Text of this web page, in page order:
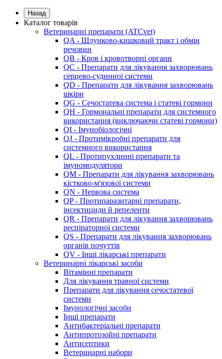
Назад
Каталог товарів
Ветеринарні препарати (ATCvet)
QA - Шлунково-кишковий тракт і обмін
речовин
QB - Кров і кровотворні органи
QC - Препарати для лікування захворювань
серцево-судинної системи
QD - Препарати для лікування захворювань
шкіри
QG - Сечостатева система і статеві гормони
QH - Гормональні препарати для системного
використання (виключаючи статеві гормони)
QI - Імунобіологічні
QJ - Протимікробні препарати для
системного використання
QL - Протипухлинні препарати та
імуномодулятори
QM - Препарати для лікування захворювань
кістково-м'язової системи
QN - Нервова система
QP - Протипаразитарні препарати,
інсектициди й репеленти
QR - Препарати для лікування захворювань
респіраторної системи
QS - Препарати для лікування захворювань
органів почуттів
QV - Інші лікарські препарати
Ветеринарні лікарські засоби
Вітамінні препарати
Для лікування травної системи
Препарати для лікування сечостатевої
системи
Імунологічні засоби
Інші препарати
Антибактеріальні препарати
Антипротозойні препарати
Антисептики
Ветеринарні набори